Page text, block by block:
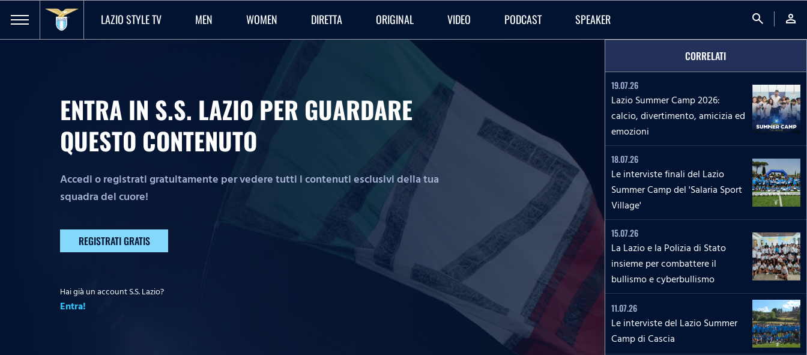
LAZIO STYLE TV MEN WOMEN DIRETTA ORIGINAL VIDEO PODCAST SPEAKER search person
ENTRA IN S.S. LAZIO PER GUARDARE
QUESTO CONTENUTO
Accedi o registrati gratuitamente per vedere tutti i contenuti esclusivi della tua
squadra del cuore!
REGISTRATI GRATIS
Hai già un account S.S. Lazio?
Entra!
CORRELATI
19.07.26
Lazio Summer Camp 2026:
calcio, divertimento, amicizia ed
emozioni
18.07.26
Le interviste finali del Lazio
Summer Camp del 'Salaria Sport
Village'
15.07.26
La Lazio e la Polizia di Stato
insieme per combattere il
bullismo e cyberbullismo
11.07.26
Le interviste del Lazio Summer
Camp di Cascia